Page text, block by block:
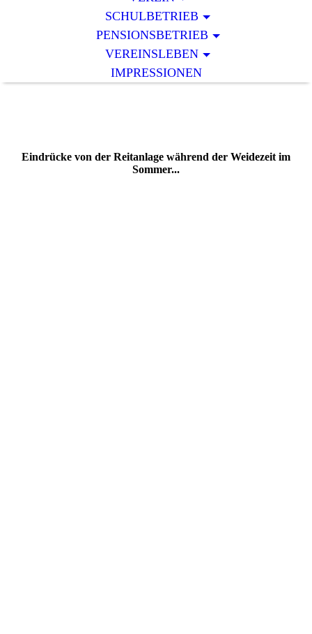
SCHULBETRIEB
PENSIONSBETRIEB
VEREINSLEBEN
IMPRESSIONEN
Eindrücke von der Reitanlage während der Weidezeit im
Sommer...